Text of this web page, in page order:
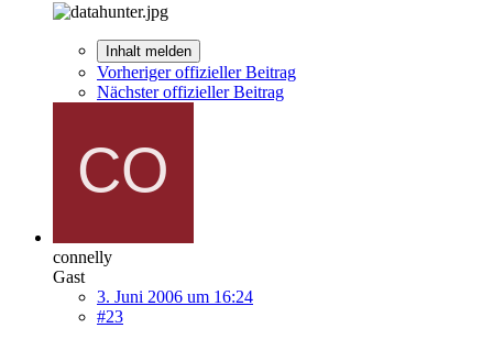
Inhalt melden
Vorheriger offizieller Beitrag
Nächster offizieller Beitrag
connelly
Gast
3. Juni 2006 um 16:24
#23